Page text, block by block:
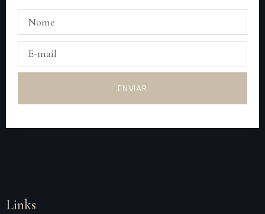
ENVIAR
Links